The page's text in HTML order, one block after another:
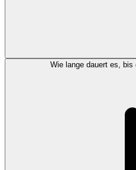
Wie lange dauert es, bis